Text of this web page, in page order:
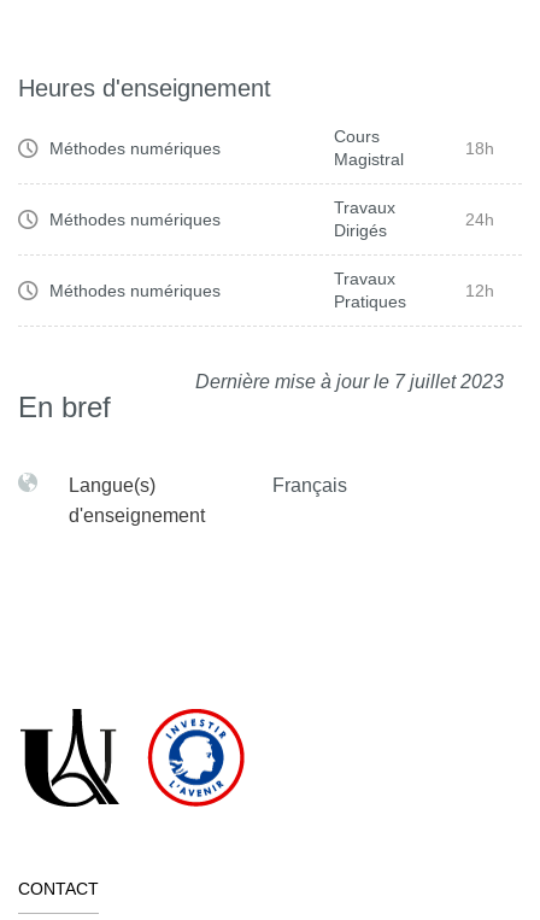
Heures d'enseignement
Méthodes numériques
Cours
Magistral
18h
Méthodes numériques
Travaux
Dirigés
24h
Méthodes numériques
Travaux
Pratiques
12h
Dernière mise à jour le 7 juillet 2023
En bref
Langue(s)
d'enseignement
Français
CONTACT